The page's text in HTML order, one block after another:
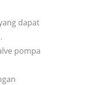
dapat
pompa